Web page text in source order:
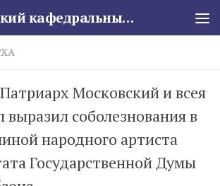
Свято-Троицкий кафедральный собор
Московский и всея
выразил соболезнования в
народного артиста
Государственной Думы